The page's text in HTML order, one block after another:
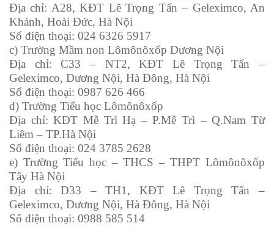
Địa chỉ: A28, KĐT Lê Trọng Tấn – Geleximco, An
Khánh, Hoài Đức, Hà Nội
Số điện thoại: 024 6326 5917
c) Trường Mầm non Lômônôxốp Dương Nội
Địa chỉ: C33 – NT2, KĐT Lê Trọng Tấn –
Geleximco, Dương Nội, Hà Đông, Hà Nội
Số điện thoại: 0987 626 466
d) Trường Tiểu học Lômônôxốp
Địa chỉ: KĐT Mễ Trì Hạ – P.Mễ Trì – Q.Nam Từ
Liêm – TP.Hà Nội
Số điện thoại: 024 3785 2628
e) Trường Tiểu học – THCS – THPT Lômônôxốp
Tây Hà Nội
Địa chỉ: D33 – TH1, KĐT Lê Trọng Tấn –
Geleximco, Dương Nội, Hà Đông, Hà Nội
Số điện thoại: 0988 585 514